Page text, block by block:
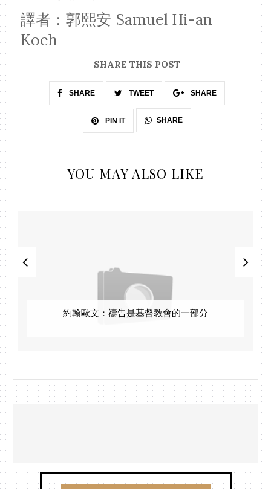
譯者：郭熙安 Samuel Hi-an
Koeh
SHARE THIS POST
SHARE TWEET SHARE
PIN IT SHARE
YOU MAY ALSO LIKE
約翰歐文：禱告是基督教會的一部分